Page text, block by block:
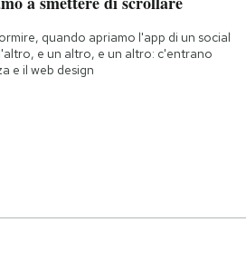
quando apriamo l'app di un social
e un altro, e un altro: c'entrano
e il web design